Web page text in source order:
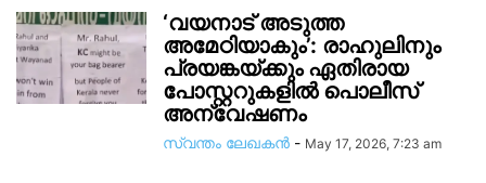
‘വയനാട് അടുത്ത
അമേഠിയാകും’: രാഹുലിനും
പ്രയങ്കയ്ക്കും ഏതിരായ
പോസ്റ്ററുകളിൽ പൊലീസ്
അന്വേഷണം
സ്വന്തം ലേഖകന്‍ - May 17, 2026, 7:23 am